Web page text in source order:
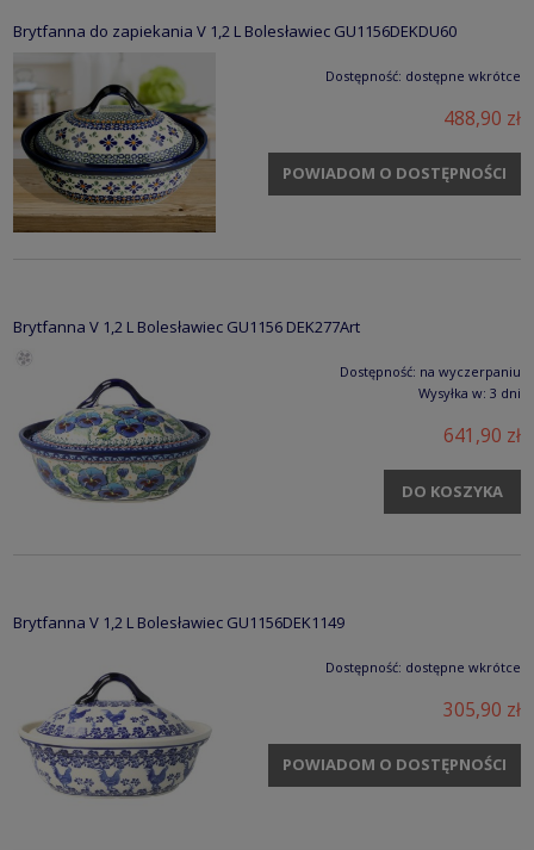
Brytfanna do zapiekania V 1,2 L Bolesławiec GU1156DEKDU60
Dostępność: dostępne wkrótce
488,90 zł
POWIADOM O DOSTĘPNOŚCI
Brytfanna V 1,2 L Bolesławiec GU1156 DEK277Art
Dostępność: na wyczerpaniu
Wysyłka w: 3 dni
641,90 zł
DO KOSZYKA
Brytfanna V 1,2 L Bolesławiec GU1156DEK1149
Dostępność: dostępne wkrótce
305,90 zł
POWIADOM O DOSTĘPNOŚCI